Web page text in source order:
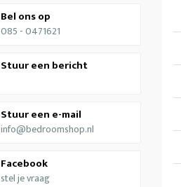
Bel ons op
085 - 0471621
Stuur een bericht
Stuur een e-mail
info@bedroomshop.nl
Facebook
stel je vraag